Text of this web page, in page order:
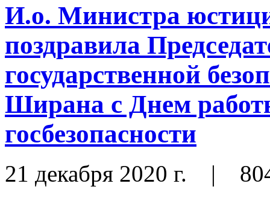
И.о. Министра
поздравила
государственной
Ширана с Днем
госбезопасности
21 декабря 2020 г. |